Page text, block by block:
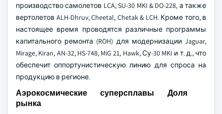
производство самолетов LCA, SU-30 MKI & DO-228, а также
вертолетов ALH-Dhruv, Cheetal, Chetak & LCH. Кроме того, в
настоящее время проводятся различные программы
капитального ремонта (ROH) для модернизации Jaguar,
Mirage, Kiran, AN-32, HS-748, MiG 21, Hawk, Су-30 MKI и т. д., что
обеспечит оппортунистическую линию для спроса на
продукцию в регионе.
Аэрокосмические суперсплавы Доля
рынка